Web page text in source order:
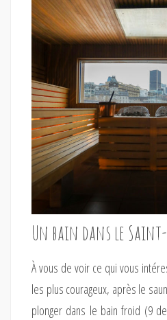
Un bain dans le
À vous de voir ce qui vous
les plus courageux, après le
plonger dans le bain froid (9